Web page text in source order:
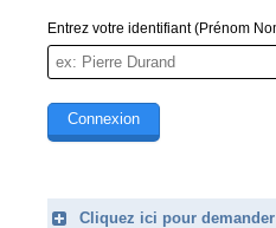
Entrez votre identifiant (Prénom
Cliquez ici pour